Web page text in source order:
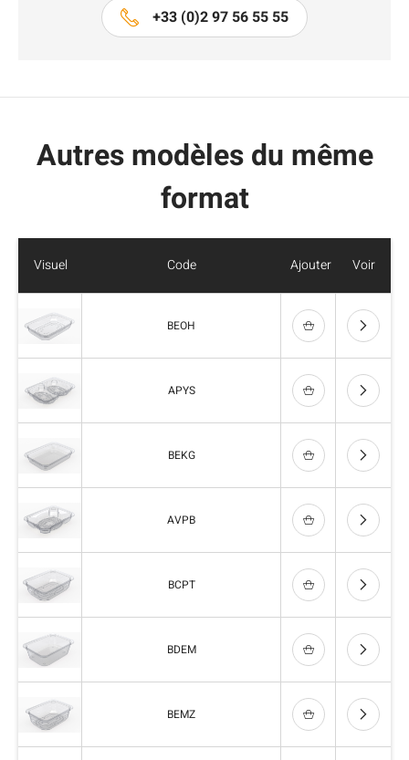
+33 (0)2 97 56 55 55
Autres modèles du même
format
Visuel Code Ajouter Voir
BEOH
APYS
BEKG
AVPB
BCPT
BDEM
BEMZ